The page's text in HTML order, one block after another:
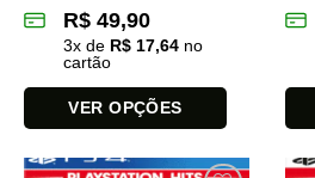
R$ 49,90
3x de R$ 17,64 no
cartão
VER OPÇÕES
produto